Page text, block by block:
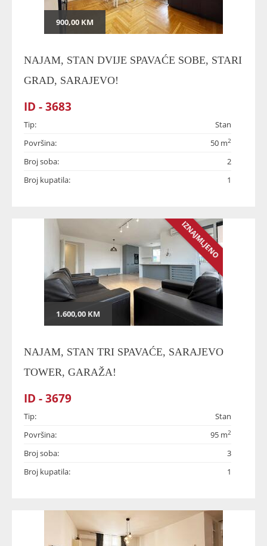
900,00 KM
NAJAM, STAN DVIJE SPAVAĆE SOBE, STARI
GRAD, SARAJEVO!
ID - 3683
Tip:
Stan
Površina:
50 m2
Broj soba:
2
Broj kupatila:
1
IZNAJMLJENO
1.600,00 KM
NAJAM, STAN TRI SPAVAĆE, SARAJEVO
TOWER, GARAŽA!
ID - 3679
Tip:
Stan
Površina:
95 m2
Broj soba:
3
Broj kupatila:
1